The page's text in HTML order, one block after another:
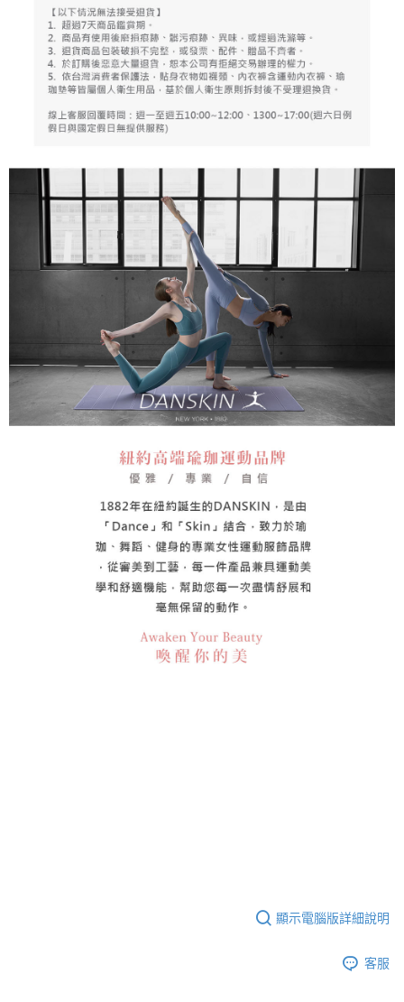
顯示電腦版詳細說明
客服